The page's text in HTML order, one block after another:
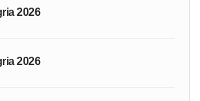
2026
2026